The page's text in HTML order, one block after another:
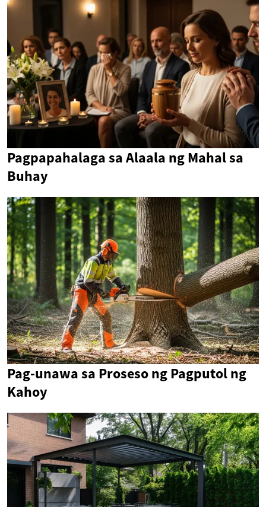
Pagpapahalaga sa Alaala ng Mahal sa
Buhay
Pag-unawa sa Proseso ng Pagputol ng
Kahoy